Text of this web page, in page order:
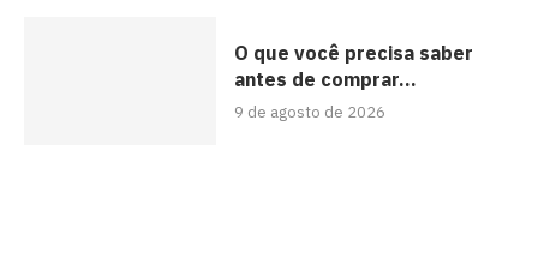
O que você precisa saber
antes de comprar...
9 de agosto de 2026